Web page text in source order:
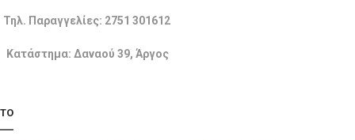
Τηλ. Παραγγελίες: 2751 301612
Κατάστημα: Δαναού 39, Άργος